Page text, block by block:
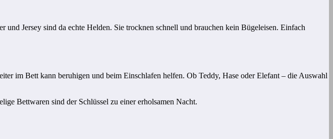
Jersey sind da echte Helden. Sie trocknen schnell und brauchen kein Bügeleisen. Einfach
im Bett kann beruhigen und beim Einschlafen helfen. Ob Teddy, Hase oder Elefant – die Auswahl
Bettwaren sind der Schlüssel zu einer erholsamen Nacht.